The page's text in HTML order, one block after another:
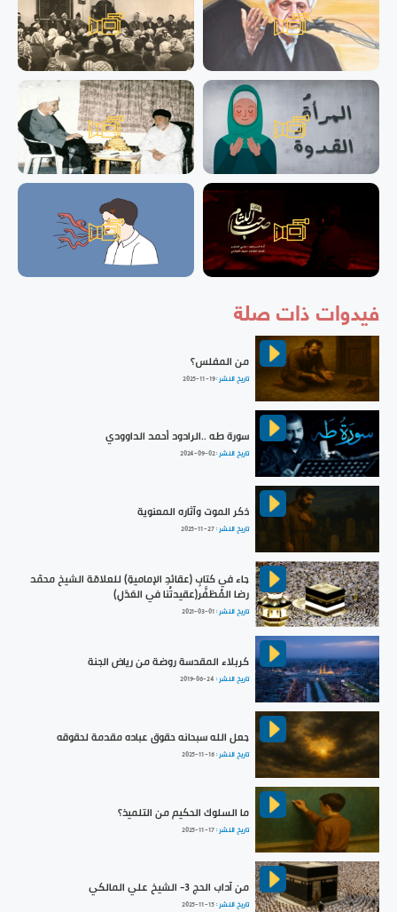
فيدوات ذات صلة
من المفلس؟
تاريخ النشر :2025-11-19
سورة طه ..الرادود أحمد الداوودي
تاريخ النشر :2024-09-02
ذكر الموت وآثاره المعنوية
تاريخ النشر :2025-11-27
جاء في كتابِ (عقائدِ الإماميةِ) للعلامّة الشيخ محمّد
رضا المُظفَّر(عقيدتُنا في العَدْلِ)
تاريخ النشر :2021-03-01
كربلاء المقدسة روضة من رياض الجنة
تاريخ النشر : 2019-06-24
جعل الله سبحانه حقوق عباده مقدمة لحقوقه
تاريخ النشر :2025-11-16
ما السلوك الحكيم من التلميذ؟
تاريخ النشر :2025-11-17
من آداب الحج 3- الشيخ علي المالكي
تاريخ النشر :2025-11-15